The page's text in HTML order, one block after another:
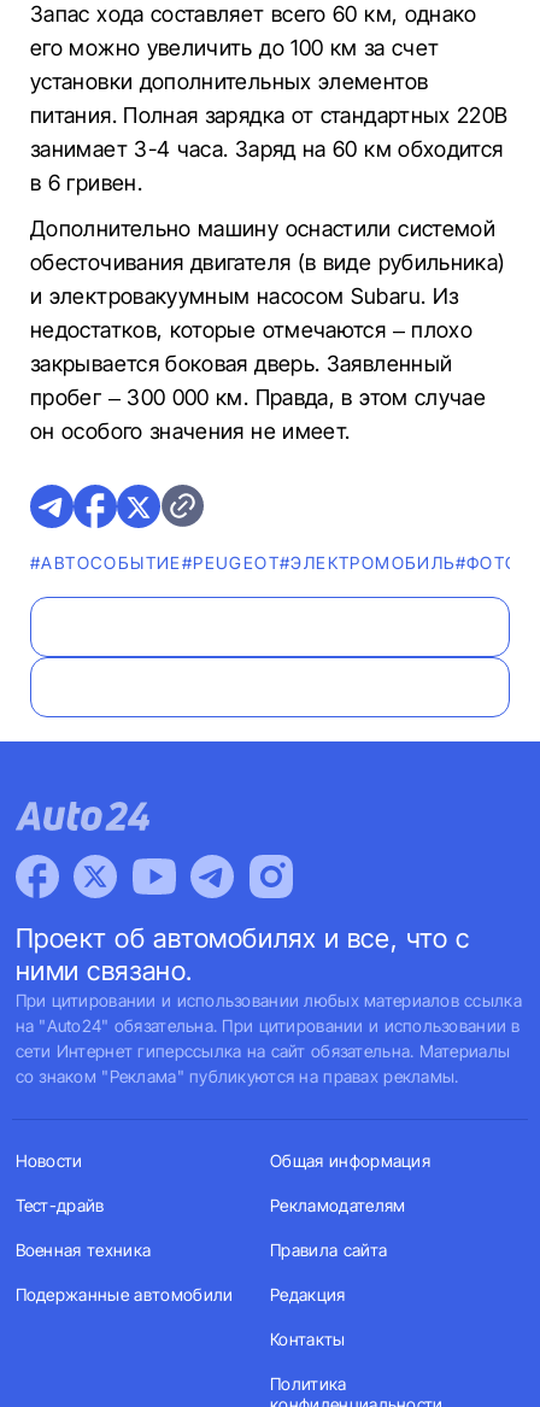
Запас хода составляет всего 60 км, однако
его можно увеличить до 100 км за счет
установки дополнительных элементов
питания. Полная зарядка от стандартных 220В
занимает 3-4 часа. Заряд на 60 км обходится
в 6 гривен.
Дополнительно машину оснастили системой
обесточивания двигателя (в виде рубильника)
и электровакуумным насосом Subaru. Из
недостатков, которые отмечаются – плохо
закрывается боковая дверь. Заявленный
пробег – 300 000 км. Правда, в этом случае
он особого значения не имеет.
#АВТОСОБЫТИЕ#PEUGEOT#ЭЛЕКТРОМОБИЛЬ#ФОТО
Проект об автомобилях и все, что с
ними связано.
При цитировании и использовании любых материалов ссылка
на "Auto24" обязательна. При цитировании и использовании в
сети Интернет гиперссылка на сайт обязательна. Материалы
со знаком "Реклама" публикуются на правах рекламы.
Новости
Тест-драйв
Военная техника
Подержанные автомобили
Общая информация
Рекламодателям
Правила сайта
Редакция
Контакты
Политика